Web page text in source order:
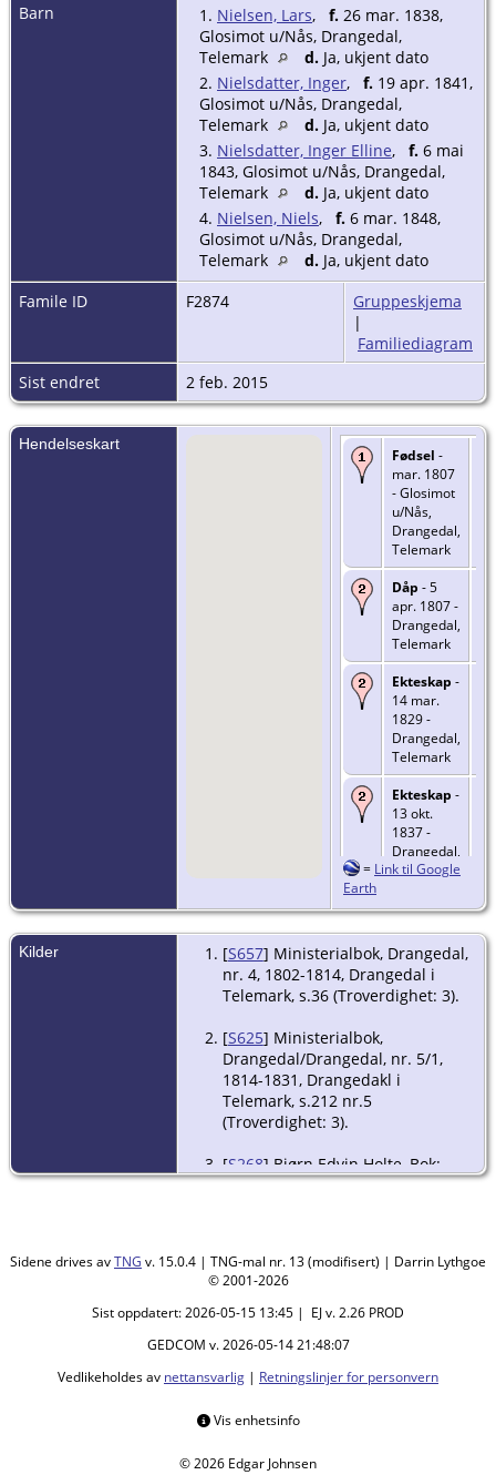
Barn
1. Nielsen, Lars, f. 26 mar. 1838,
Glosimot u/Nås, Drangedal,
Telemark
d. Ja, ukjent dato
2. Nielsdatter, Inger, f. 19 apr. 1841,
Glosimot u/Nås, Drangedal,
Telemark
d. Ja, ukjent dato
3. Nielsdatter, Inger Elline, f. 6 mai
1843, Glosimot u/Nås, Drangedal,
Telemark
d. Ja, ukjent dato
4. Nielsen, Niels, f. 6 mar. 1848,
Glosimot u/Nås, Drangedal,
Telemark
d. Ja, ukjent dato
Famile ID
F2874
Gruppeskjema
|
Familiediagram
Sist endret
2 feb. 2015
Hendelseskart
Fødsel -
mar. 1807
- Glosimot
u/Nås,
Drangedal,
Telemark
Dåp - 5
apr. 1807 -
Drangedal,
Telemark
Ekteskap -
14 mar.
1829 -
Drangedal,
Telemark
Ekteskap -
13 okt.
1837 -
Drangedal,
Telemark
= Link til Google
Earth
Kilder [S657] Ministerialbok, Drangedal,
nr. 4, 1802-1814, Drangedal i
Telemark, s.36 (Troverdighet: 3).
[S625] Ministerialbok,
Drangedal/Drangedal, nr. 5/1,
1814-1831, Drangedakl i
Telemark, s.212 nr.5
(Troverdighet: 3).
[S268] Bjørn Edvin Holte, Bok:
Slektsregister for Drangedal. bind
Sidene drives avTNG v. 15.0.4 | TNG-mal nr. 13 (modifisert) | Darrin Lythgoe
© 2001-2026
Sist oppdatert: 2026-05-15 13:45 | EJ v. 2.26 PROD
GEDCOM v. 2026-05-14 21:48:07
Vedlikeholdes av nettansvarlig | Retningslinjer for personvern
Vis enhetsinfo
© 2026 Edgar Johnsen